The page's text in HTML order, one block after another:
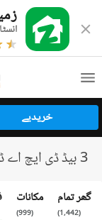
خریدیے
3 بیڈ ڈی ایچ اے ڈیفینس فیز 2 میں فلیٹس برائے فروخت
گھر تمام
(
1,442
)
مکانات
(
999
)